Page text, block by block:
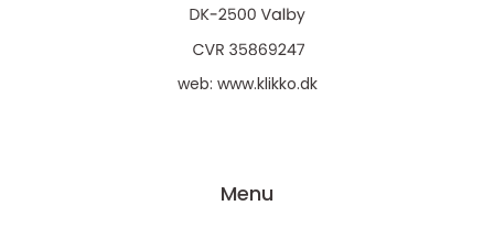
web: www.klikko.dk
Menu